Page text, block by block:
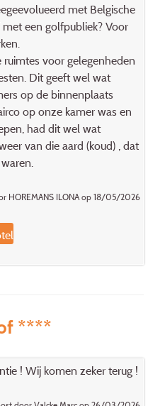
met Belgische
een golfpubliek? Voor
voor gelegenheden
Dit geeft wel wat
op de binnenplaats
op onze kamer was en
had dit wel wat
van die aard (koud) , dat
HOREMANS ILONA op 18/05/2026
****
! Wij komen zeker terug !